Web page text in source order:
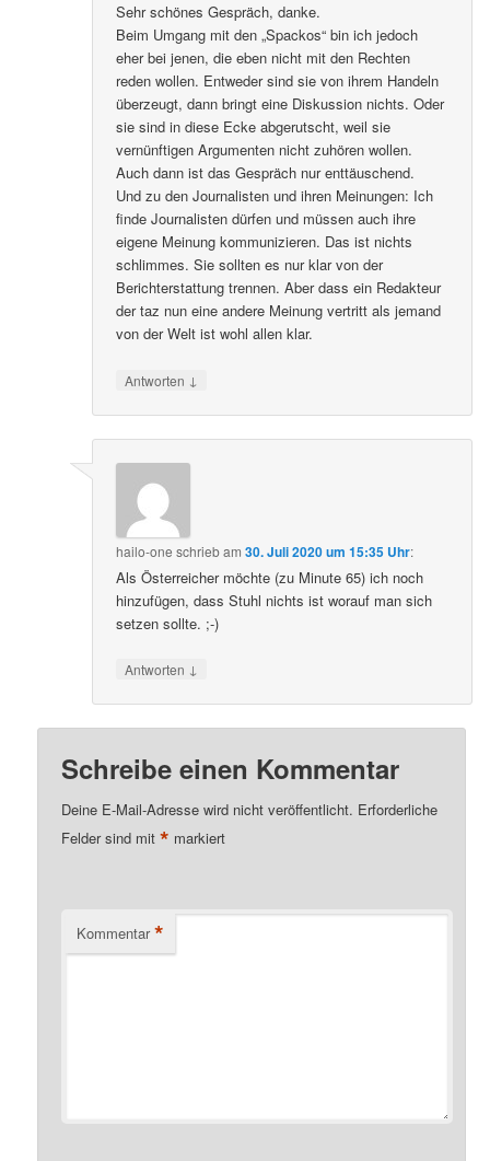
Sehr schönes Gespräch, danke.
Beim Umgang mit den „Spackos“ bin ich jedoch
eher bei jenen, die eben nicht mit den Rechten
reden wollen. Entweder sind sie von ihrem Handeln
überzeugt, dann bringt eine Diskussion nichts. Oder
sie sind in diese Ecke abgerutscht, weil sie
vernünftigen Argumenten nicht zuhören wollen.
Auch dann ist das Gespräch nur enttäuschend.
Und zu den Journalisten und ihren Meinungen: Ich
finde Journalisten dürfen und müssen auch ihre
eigene Meinung kommunizieren. Das ist nichts
schlimmes. Sie sollten es nur klar von der
Berichterstattung trennen. Aber dass ein Redakteur
der taz nun eine andere Meinung vertritt als jemand
von der Welt ist wohl allen klar.
Antworten ↓
hailo-one schriebam30. Juli 2020 um 15:35 Uhr:
Als Österreicher möchte (zu Minute 65) ich noch
hinzufügen, dass Stuhl nichts ist worauf man sich
setzen sollte. ;-)
Antworten ↓
Schreibe einen Kommentar
Deine E-Mail-Adresse wird nicht veröffentlicht. Erforderliche
Felder sind mit* markiert
Kommentar *